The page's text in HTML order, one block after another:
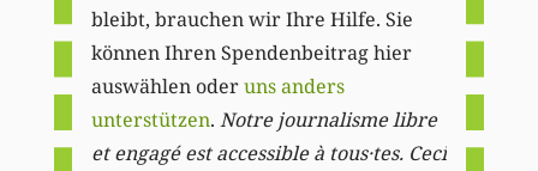
bleibt, brauchen wir Ihre Hilfe. Sie
können Ihren Spendenbeitrag hier
auswählen oderuns anders
unterstützen. Notre journalisme libre
et engagé est accessible à tous·tes. Ceci